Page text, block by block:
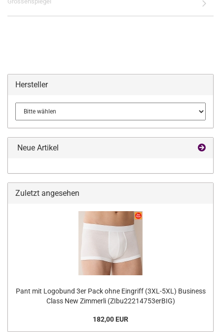
Hersteller
Neue Artikel
Zuletzt angesehen
Pant mit Logobund 3er Pack ohne Eingriff (3XL-5XL) Business
Class New Zimmerli (ZIbu22214753erBIG)
182,00 EUR